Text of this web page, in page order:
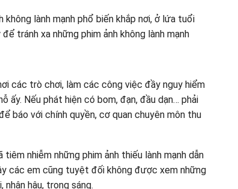
lành mạnh phổ biến khắp nơi, ở lứa tuổi
tránh xa những phim ảnh không lành mạnh
các trò chơi, làm các công việc đầy nguy hiểm
ấy. Nếu phát hiện có bom, đạn, đầu dạn… phải
báo với chính quyền, cơ quan chuyên môn thu
nhiễm những phim ảnh thiếu lành mạnh dẫn
các em cũng tuyệt đối không được xem những
hậu, trong sáng.